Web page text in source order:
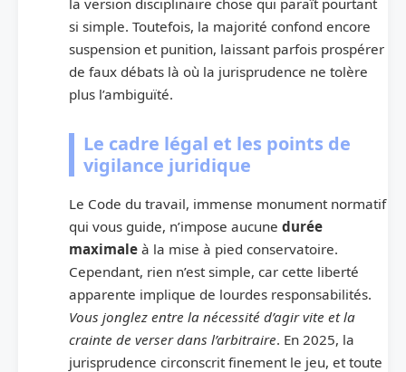
si simple. Toutefois, la majorité confond encore
suspension et punition, laissant parfois prospérer
de faux débats là où la jurisprudence ne tolère
plus l’ambiguïté.
Le cadre légal et les points de
vigilance juridique
Le Code du travail, immense monument normatif
qui vous guide, n’impose aucune durée
maximale à la mise à pied conservatoire.
Cependant, rien n’est simple, car cette liberté
apparente implique de lourdes responsabilités.
Vous jonglez entre la nécessité d’agir vite et la
crainte de verser dans l’arbitraire. En 2025, la
jurisprudence circonscrit finement le jeu, et toute